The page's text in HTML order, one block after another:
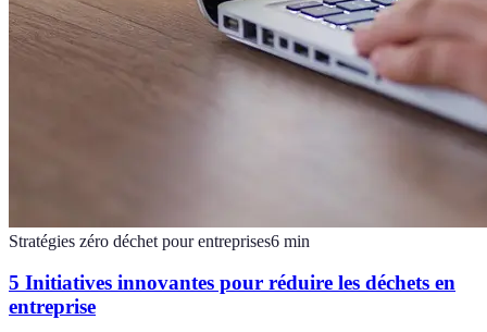
Stratégies zéro déchet pour entreprises6 min
5 Initiatives innovantes pour réduire les déchets en
entreprise